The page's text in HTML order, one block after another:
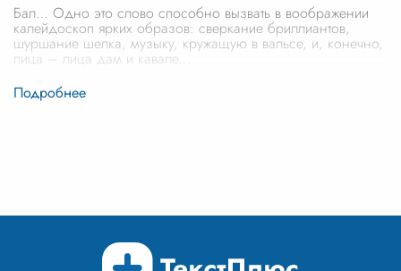
Бал… Одно это слово способно вызвать в воображении
калейдоскоп ярких образов: сверкание бриллиантов,
шуршание шелка, музыку, кружащую в вальсе, и, конечно,
лица – лица дам и кавале